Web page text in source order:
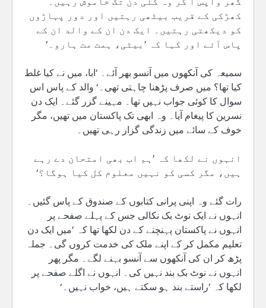
کھڑکی کے قریب بیٹھی رہتیں اور دور پہاڑوں
کو دیکھتی رہتیں۔ ایک دن ان کے والد ان کے
پاس آئے اور کہا کہ ’بیٹی، ہمت مت ہارو۔‘
سمیعہ کی آنکھوں میں آنسو بھر آئے۔ ’ابا، میں نے کیا غلط
کیا تھا؟ میں صرف پڑھنا چاہتی تھی۔‘ والد کے پاس اس
سوال کا کوئی جواب نہیں تھا۔ مہینے گزر گئے۔ ایک دن
نسرین کا پیغام آیا۔ وہ ابھی تک پاکستان میں تھیں، مگر
خوف کے سائے میں زندگی گزار رہی تھیں۔
انہوں نے لکھا کہ ’ہم اب بھی امتحان دے رہے
ہیں، مگر کسی کو نہیں معلوم کل کیا ہوگا؟‘
رات گئے وہ اپنی پرانی کتابوں کے صندوق کے پاس گئیں۔
انہوں نے ایک نوٹ بک نکالی جس کے پہلے صفحے پر
انہوں نے پاکستان پہنچنے کے دن لکھا تھا کہ ’میں ایک دن
تعلیم مکمل کر کے اپنے ملک کی خدمت کروں گی۔ جملہ
پڑھ کر ان کی آنکھوں سے آنسو بہنے لگے۔ مگر پھر
انہوں نے نوٹ بک بند نہیں کی۔ انہوں نے اگلے صفحے پر
لکھا کہ ’راستے بند ہو سکتے ہیں، خواب نہیں۔‘